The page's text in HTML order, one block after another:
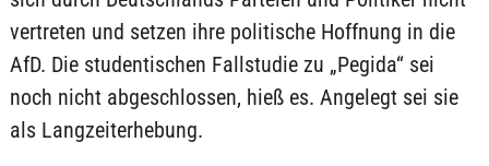
vertreten und setzen ihre politische Hoffnung in die
AfD. Die studentischen Fallstudie zu „Pegida“ sei
noch nicht abgeschlossen, hieß es. Angelegt sei sie
als Langzeiterhebung.